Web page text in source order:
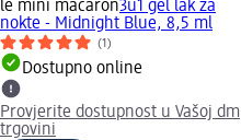
le mini macaron3u1 gel lak za
nokte - Midnight Blue, 8,5 ml
(1)
Dostupno online
Provjerite dostupnost u Vašoj dm
trgovini